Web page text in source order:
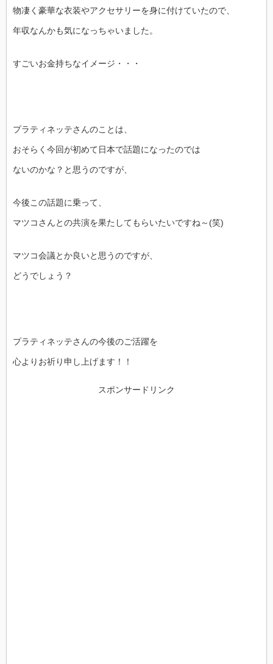
物凄く豪華な衣装やアクセサリーを身に付けていたので、
年収なんかも気になっちゃいました。
すごいお金持ちなイメージ・・・
プラティネッテさんのことは、
おそらく今回が初めて日本で話題になったのでは
ないのかな？と思うのですが、
今後この話題に乗って、
マツコさんとの共演を果たしてもらいたいですね～(笑)
マツコ会議とか良いと思うのですが、
どうでしょう？
プラティネッテさんの今後のご活躍を
心よりお祈り申し上げます！！
スポンサードリンク